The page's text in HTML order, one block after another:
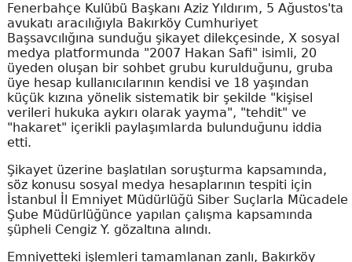
Fenerbahçe Kulübü Başkanı Aziz Yıldırım, 5 Ağustos'ta
avukatı aracılığıyla Bakırköy Cumhuriyet
Başsavcılığına sunduğu şikayet dilekçesinde, X sosyal
medya platformunda "2007 Hakan Safi" isimli, 20
üyeden oluşan bir sohbet grubu kurulduğunu, gruba
üye hesap kullanıcılarının kendisi ve 18 yaşından
küçük kızına yönelik sistematik bir şekilde "kişisel
verileri hukuka aykırı olarak yayma", "tehdit" ve
"hakaret" içerikli paylaşımlarda bulunduğunu iddia
etti.
Şikayet üzerine başlatılan soruşturma kapsamında,
söz konusu sosyal medya hesaplarının tespiti için
İstanbul İl Emniyet Müdürlüğü Siber Suçlarla Mücadele
Şube Müdürlüğünce yapılan çalışma kapsamında
şüpheli Cengiz Y. gözaltına alındı.
Emniyetteki işlemleri tamamlanan zanlı, Bakırköy